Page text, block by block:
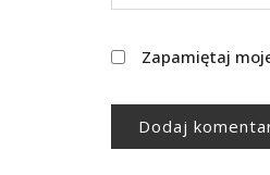
Zapamiętaj